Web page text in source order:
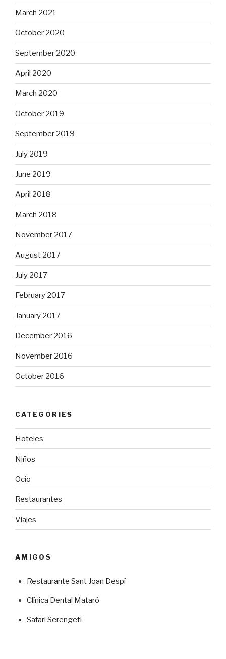
March 2021
October 2020
September 2020
April 2020
March 2020
October 2019
September 2019
July 2019
June 2019
April 2018
March 2018
November 2017
August 2017
July 2017
February 2017
January 2017
December 2016
November 2016
October 2016
CATEGORIES
Hoteles
Niños
Ocio
Restaurantes
Viajes
AMIGOS
Restaurante Sant Joan Despí
Clínica Dental Mataró
Safari Serengeti